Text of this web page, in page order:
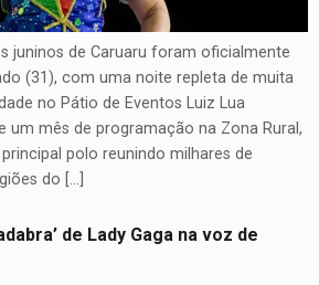
juninos de Caruaru foram oficialmente
(31), com uma noite repleta de muita
no Pátio de Eventos Luiz Lua
um mês de programação na Zona Rural,
polo reunindo milhares de
do […]
de Lady Gaga na voz de